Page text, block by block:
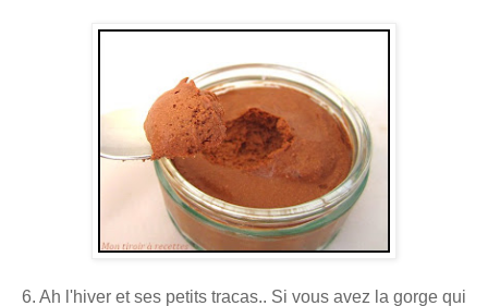
6. Ah l'hiver et ses petits tracas.. Si vous avez la gorge qui